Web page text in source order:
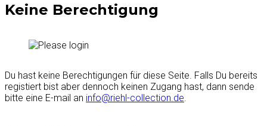
Keine Berechtigung
Du hast keine Berechtigungen für diese Seite. Falls Du bereits
registiert bist aber dennoch keinen Zugang hast, dann sende
bitte eine E-mail an info@riehl-collection.de